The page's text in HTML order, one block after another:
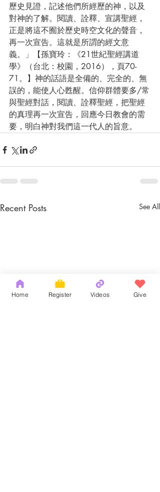
歷史見證，記述他們所經歷的神，以及
對神的了解。閱讀、詮釋、宣講聖經，
正是將這不囿於歷史時空文化的聲音，
再一次宣告。這就是所謂的經文意
義。」【孫寶玲：《21世紀聖經講道
學》（台北：校園，2016），頁70-
71。】神的話語是全備的、完全的、無
誤的，能使人心甦醒。信仰群體要多/常
與聖經對話，閱讀、詮釋聖經，把聖經
的真理再一次宣告，回應今日教會的需
要，明白神對我們這一代人的旨意。
Recent Posts See All
Home Register Videos Give